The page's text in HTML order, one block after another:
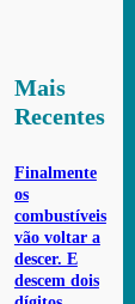
Mais
Recentes
Finalmente
os
combustíveis
vão voltar a
descer. E
descem dois